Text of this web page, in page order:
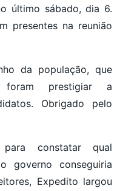
último sábado, dia 6.
presentes na reunião
da população, que
foram prestigiar a
Obrigado pelo
constatar qual
governo conseguiria
Expedito largou